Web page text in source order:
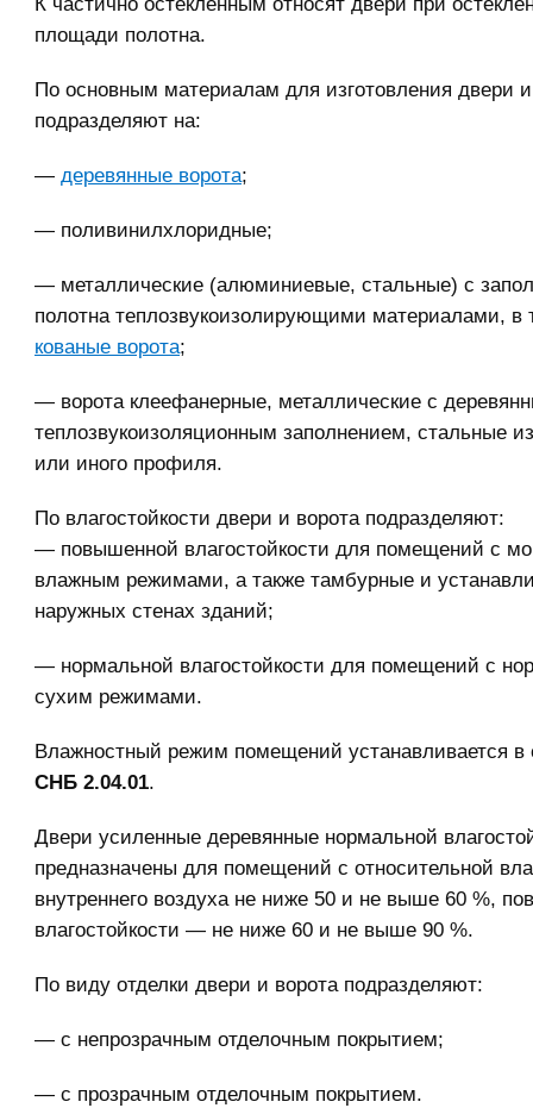
площади полотна.
По основным материалам для изготовления двери
подразделяют на:
— деревянные ворота;
— поливинилхлоридные;
— металлические (алюминиевые, стальные) с
полотна теплозвукоизолирующими материалами, в
кованые ворота;
— ворота клеефанерные, металлические с
теплозвукоизоляционным заполнением, стальные из
или иного профиля.
По влагостойкости двери и ворота подразделяют:
— повышенной влагостойкости для помещений с
влажным режимами, а также тамбурные и
наружных стенах зданий;
— нормальной влагостойкости для помещений с
сухим режимами.
Влажностный режим помещений устанавливается в
СНБ 2.04.01.
Двери усиленные деревянные нормальной
предназначены для помещений с относительной
внутреннего воздуха не ниже 50 и не выше 60 %,
влагостойкости — не ниже 60 и не выше 90 %.
По виду отделки двери и ворота подразделяют:
— с непрозрачным отделочным покрытием;
— с прозрачным отделочным покрытием.